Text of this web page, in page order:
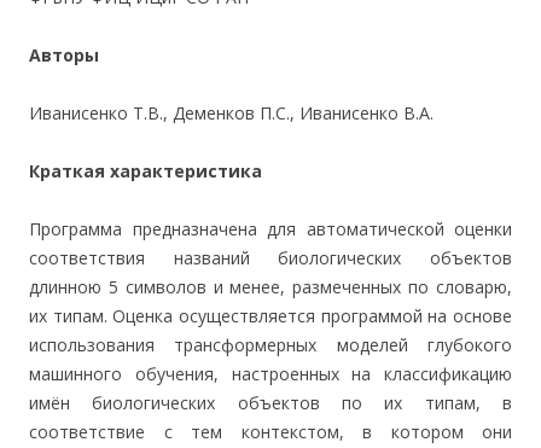
Авторы
Иванисенко Т.В., Деменков П.С., Иванисенко В.А.
Краткая характеристика
Программа предназначена для автоматической оценки
соответствия названий биологических объектов
длинною 5 символов и менее, размеченных по словарю,
их типам. Оценка осуществляется программой на основе
использования трансформерных моделей глубокого
машинного обучения, настроенных на классификацию
имён биологических объектов по их типам, в
соответствие с тем контекстом, в котором они